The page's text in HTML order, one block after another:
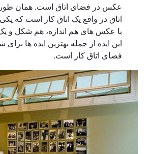
عکس در فضای اتاق است. همان طور
اتاق در واقع یک اتاق کار است که یکی
با عکس های هم اندازه، هم شکل و یک
این ایده از جمله بهترین ایده ها
فضای اتاق کار است.